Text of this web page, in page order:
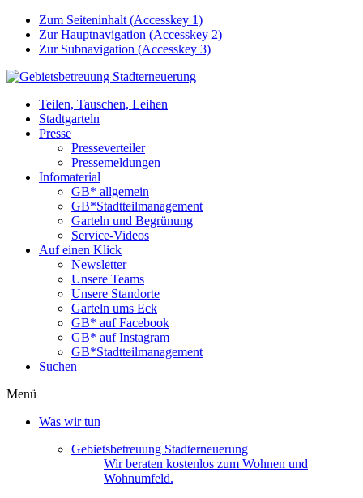
Zum Seiteninhalt (Accesskey 1)
Zur Hauptnavigation (Accesskey 2)
Zur Subnavigation (Accesskey 3)
Teilen, Tauschen, Leihen
Stadtgarteln
Presse
Presseverteiler
Pressemeldungen
Infomaterial
GB* allgemein
GB*Stadtteilmanagement
Garteln und Begrünung
Service-Videos
Auf einen Klick
Newsletter
Unsere Teams
Unsere Standorte
Garteln ums Eck
GB* auf Facebook
GB* auf Instagram
GB*Stadtteilmanagement
Suchen
Menü
Was wir tun
Gebietsbetreuung Stadterneuerung
Wir beraten kostenlos zum Wohnen und
Wohnumfeld.